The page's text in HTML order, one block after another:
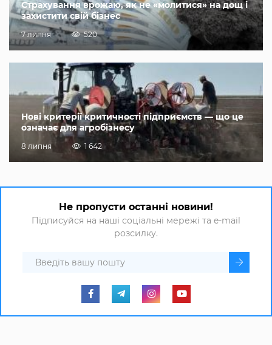
Страхування врожаю, як не «молитися» на дощ і
захистити свій бізнес
7 липня 520
Нові критерії критичності підприємств — що це
означає для агробізнесу
8 липня 1 642
Не пропусти останні новини!
Підписуйся на наші соціальні мережі та e-mail
розсилку.